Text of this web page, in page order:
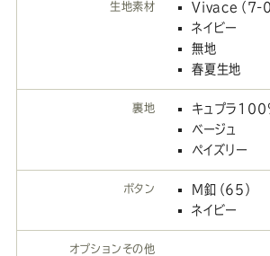
生地素材
Vivace（7-
ネイビー
無地
春夏生地
裏地
キュプラ100
ベージュ
ペイズリー
ボタン
M釦（65）
ネイビー
オプションその他